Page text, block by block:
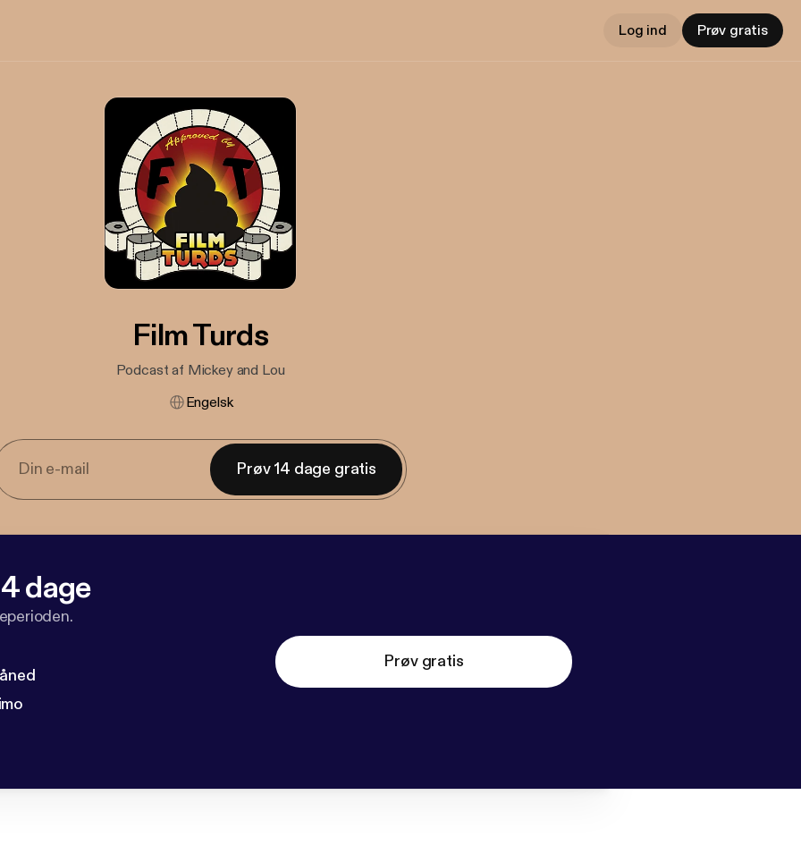
Log ind Prøv gratis
Film Turds
Podcast af Mickey and Lou
Engelsk
Prøv 14 dage gratis
dage
Prøv gratis